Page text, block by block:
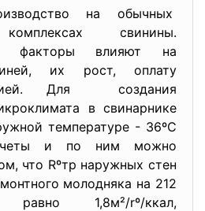
на обычных
свинины.
факторы влияют на
их рост, оплату
Для создания
в свинарнике
температуре - 36ºС
и по ним можно
что Rºтр наружных стен
молодняка на 212
1,8м²/rº/ккал,